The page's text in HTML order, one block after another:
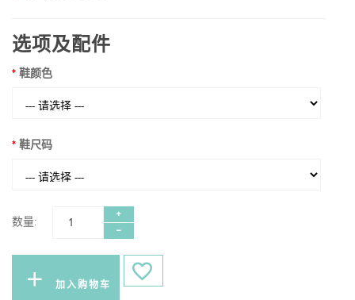
选项及配件
鞋颜色
鞋尺码
数量:
加入购物车